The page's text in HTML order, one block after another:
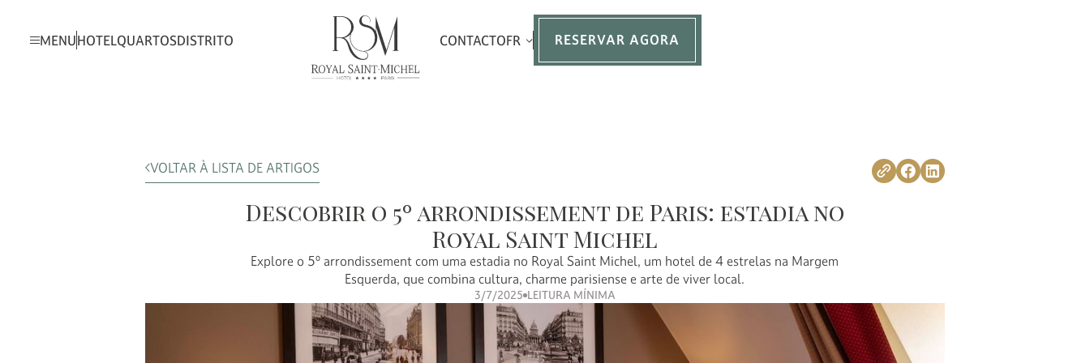
MENUHOTELQUARTOSDISTRITO CONTACTOFR RESERVAR AGORA
VOLTAR À LISTA DE ARTIGOS
Descobrir o 5º arrondissement de Paris: estadia no
Royal Saint Michel
Explore o 5º arrondissement com uma estadia no Royal Saint Michel, um hotel de 4 estrelas na Margem
Esquerda, que combina cultura, charme parisiense e arte de viver local.
3/7/2025 LEITURA MÍNIMA